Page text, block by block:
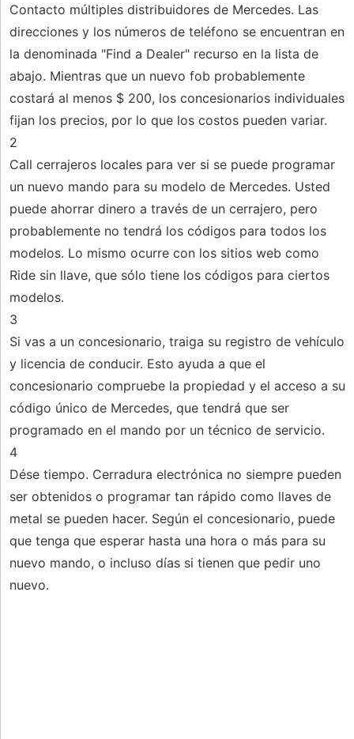
Contacto múltiples distribuidores de Mercedes. Las
direcciones y los números de teléfono se encuentran en
la denominada "Find a Dealer" recurso en la lista de
abajo. Mientras que un nuevo fob probablemente
costará al menos $ 200, los concesionarios individuales
fijan los precios, por lo que los costos pueden variar.
2
Call cerrajeros locales para ver si se puede programar
un nuevo mando para su modelo de Mercedes. Usted
puede ahorrar dinero a través de un cerrajero, pero
probablemente no tendrá los códigos para todos los
modelos. Lo mismo ocurre con los sitios web como
Ride sin llave, que sólo tiene los códigos para ciertos
modelos.
3
Si vas a un concesionario, traiga su registro de vehículo
y licencia de conducir. Esto ayuda a que el
concesionario compruebe la propiedad y el acceso a su
código único de Mercedes, que tendrá que ser
programado en el mando por un técnico de servicio.
4
Dése tiempo. Cerradura electrónica no siempre pueden
ser obtenidos o programar tan rápido como llaves de
metal se pueden hacer. Según el concesionario, puede
que tenga que esperar hasta una hora o más para su
nuevo mando, o incluso días si tienen que pedir uno
nuevo.